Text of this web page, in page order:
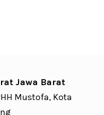
Jawa Barat
Mustofa, Kota